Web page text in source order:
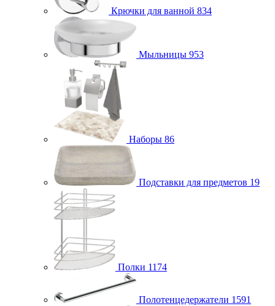
Крючки для ванной 834
Мыльницы 953
Наборы 86
Подставки для предметов 19
Полки 1174
Полотенцедержатели 1591